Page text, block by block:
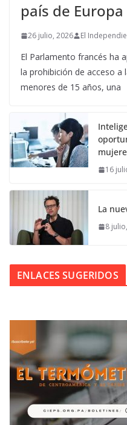
país de
26 julio, 2026 El
El Parlamento francés ha
la prohibición de acceso a
menores de 15 años, una
16
La
8
ENLACES SUGERIDOS